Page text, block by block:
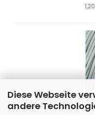
Diese Webseite
andere
Jumbo